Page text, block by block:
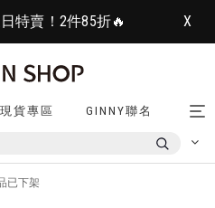
日特賣！2件85折🔥 X
現貨專區 GINNY聯名
已下架